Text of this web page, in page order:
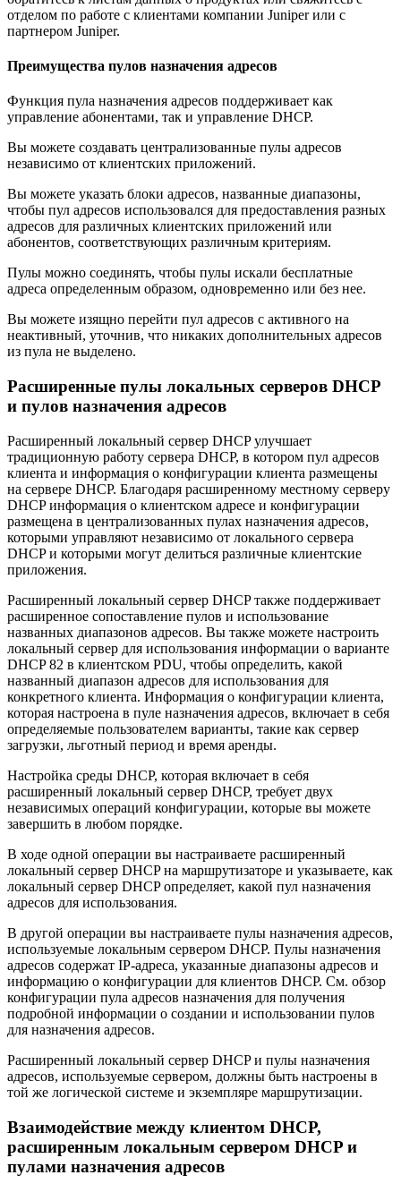
отделом по работе с клиентами компании Juniper или с
партнером Juniper.
Преимущества пулов назначения адресов
Функция пула назначения адресов поддерживает как
управление абонентами, так и управление DHCP.
Вы можете создавать централизованные пулы адресов
независимо от клиентских приложений.
Вы можете указать блоки адресов, названные диапазоны,
чтобы пул адресов использовался для предоставления разных
адресов для различных клиентских приложений или
абонентов, соответствующих различным критериям.
Пулы можно соединять, чтобы пулы искали бесплатные
адреса определенным образом, одновременно или без нее.
Вы можете изящно перейти пул адресов с активного на
неактивный, уточнив, что никаких дополнительных адресов
из пула не выделено.
Расширенные пулы локальных серверов DHCP
и пулов назначения адресов
Расширенный локальный сервер DHCP улучшает
традиционную работу сервера DHCP, в котором пул адресов
клиента и информация о конфигурации клиента размещены
на сервере DHCP. Благодаря расширенному местному серверу
DHCP информация о клиентском адресе и конфигурации
размещена в централизованных пулах назначения адресов,
которыми управляют независимо от локального сервера
DHCP и которыми могут делиться различные клиентские
приложения.
Расширенный локальный сервер DHCP также поддерживает
расширенное сопоставление пулов и использование
названных диапазонов адресов. Вы также можете настроить
локальный сервер для использования информации о варианте
DHCP 82 в клиентском PDU, чтобы определить, какой
названный диапазон адресов для использования для
конкретного клиента. Информация о конфигурации клиента,
которая настроена в пуле назначения адресов, включает в себя
определяемые пользователем варианты, такие как сервер
загрузки, льготный период и время аренды.
Настройка среды DHCP, которая включает в себя
расширенный локальный сервер DHCP, требует двух
независимых операций конфигурации, которые вы можете
завершить в любом порядке.
В ходе одной операции вы настраиваете расширенный
локальный сервер DHCP на маршрутизаторе и указываете, как
локальный сервер DHCP определяет, какой пул назначения
адресов для использования.
В другой операции вы настраиваете пулы назначения адресов,
используемые локальным сервером DHCP. Пулы назначения
адресов содержат IP-адреса, указанные диапазоны адресов и
информацию о конфигурации для клиентов DHCP. См. обзор
конфигурации пула адресов назначения для получения
подробной информации о создании и использовании пулов
для назначения адресов.
Расширенный локальный сервер DHCP и пулы назначения
адресов, используемые сервером, должны быть настроены в
той же логической системе и экземпляре маршрутизации.
Взаимодействие между клиентом DHCP,
расширенным локальным сервером DHCP и
пулами назначения адресов